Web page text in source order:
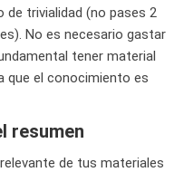
de trivialidad (no pases 2
No es necesario gastar
tener material
que el conocimiento es
resumen
de tus materiales